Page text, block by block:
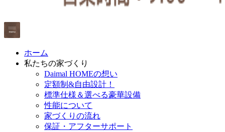
ホーム
私たちの家づくり
Daimal HOMEの想い
定額制&自由設計！
標準仕様＆選べる豪華設備
性能について
家づくりの流れ
保証・アフターサポート